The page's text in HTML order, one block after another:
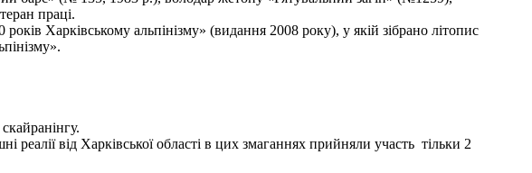
праці.
Харківському альпінізму» (видання 2008 року), у якій зібрано літопис
від Харківської області в цих змаганнях прийняли участь тільки 2